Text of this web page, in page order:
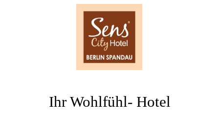
Ihr Wohlfühl- Hotel